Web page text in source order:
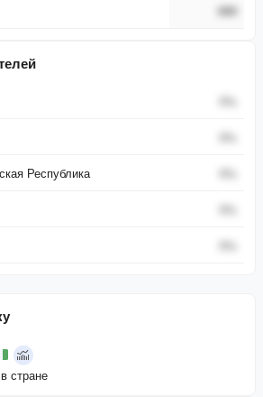
###
0%
0%
Республика 0%
0%
0%
стране